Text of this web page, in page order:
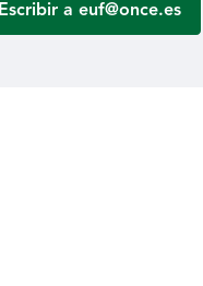
Escribir a euf@once.es